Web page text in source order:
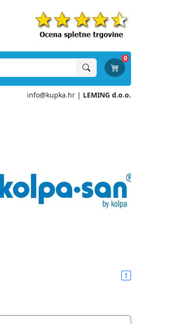
0
info@kupka.hr | LEMING d.o.o.